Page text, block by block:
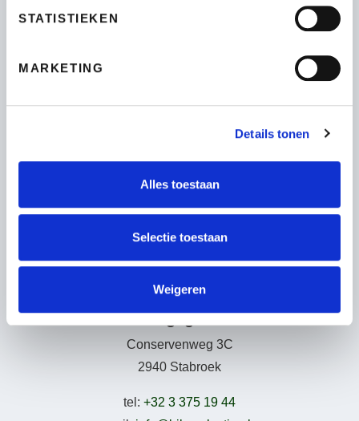
STATISTIEKEN
MARKETING
Details tonen
Alles toestaan
Selectie toestaan
Weigeren
4.7
Leasing – Lease-a-Bike
Garantie
Adresgegevens
Conservenweg 3C
2940 Stabroek
tel: +32 3 375 19 44